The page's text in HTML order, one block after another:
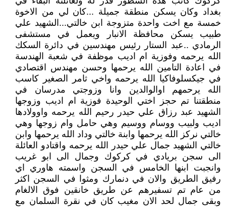
بغداد وكان يسكن منطقة جميلة ...كان لي من الاخوة
خمسة مع اخت واحدة متزوجة ابن خالتي...الشهيد علي
طبيب يسكن محافظة الانبار ويعمل في مستشفى
الرمادي ..عبد الستار رئيس مهندسين في دائرة السكك
الله يرحمه وفوزية ام اديب موظفة في شعبة الهندسة
في اعادة التامين الله يرحمها وحسن مهندس اقتصادي
في جيكسلوفاكيا الله يرحمه واخي ثامر الصغير كاسب
الله يرحمهم اوالوالدين وانا وزوجتي مدرسان في
منطقتنا تم حجز اختي الوحيدة فوزية ام اديب وزوجها
الشهيد عبد رزاق علي حيدر رحيم الله يرحمه واوولادها
اديب ولبيب ووسام ووسيم وهي حامل وام زوجها وهي
خالتي نركز الله يرحمها وابنة خالتي وداد الله يرحمها وابن
خالتي الشهيد جمال علي حيدر الله يرحمه واقتادو العائلة
الى سجن بريادي في كركوك وجمال الى ابو غريب
وانجبت ابنها الخامس في السجن واسمته هاوري اي
رفيق الطريق والان في دنمارك ومثوا في السجن اكثر
من عام تم تسفيرهم عن طريق خانقين فوق الالغام
وبقى جمال لحد الان مغيب كان في نقرة السلمان مع